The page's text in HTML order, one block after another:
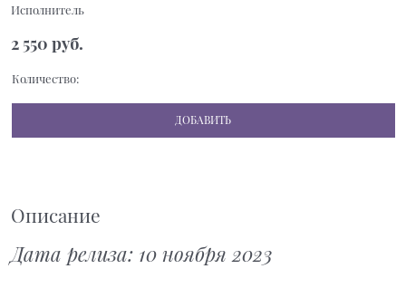
Исполнитель
2 550 руб.
Количество:
ДОБАВИТЬ
Описание
Дата релиза: 10 ноября 2023